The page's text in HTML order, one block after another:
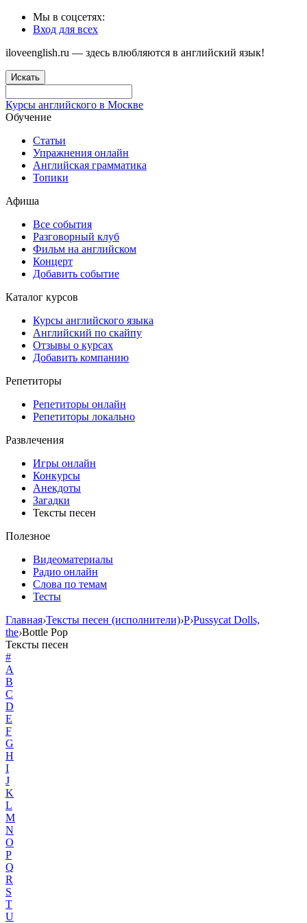
Мы в соцсетях:
Вход для всех
iloveenglish.ru — здесь влюбляются в английский язык!
Искать
Курсы английского в Москве
Обучение
Статьи
Упражнения онлайн
Английская грамматика
Топики
Афиша
Все события
Разговорный клуб
Фильм на английском
Концерт
Добавить событие
Каталог курсов
Курсы английского языка
Английский по скайпу
Отзывы о курсах
Добавить компанию
Репетиторы
Репетиторы онлайн
Репетиторы локально
Развлечения
Игры онлайн
Конкурсы
Анекдоты
Загадки
Тексты песен
Полезное
Видеоматериалы
Радио онлайн
Слова по темам
Тесты
Главная›Тексты песен (исполнители)›P›Pussycat Dolls,
the›Bottle Pop
Тексты песен
#
A
B
C
D
E
F
G
H
I
J
K
L
M
N
O
P
Q
R
S
T
U